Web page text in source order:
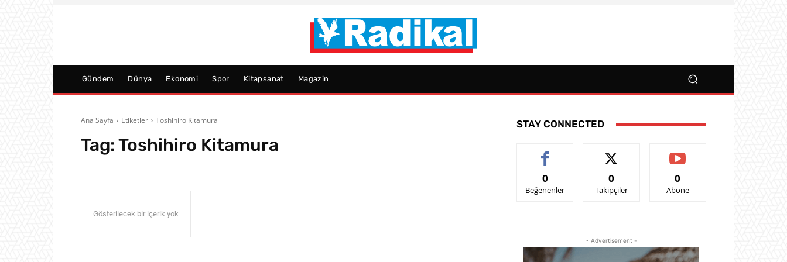
Gündem Dünya Ekonomi Spor Kitapsanat Magazin
Ana Sayfa Etiketler Toshihiro Kitamura
Tag:Toshihiro Kitamura
Gösterilecek bir içerik yok
STAY CONNECTED
0
Beğenenler
0
Takipçiler
0
Abone
- Advertisement -